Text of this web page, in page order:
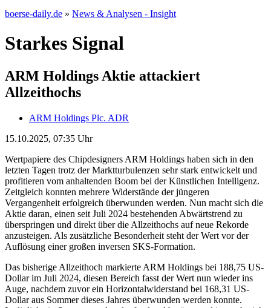
boerse-daily.de » News & Analysen - Insight
Starkes Signal
ARM Holdings Aktie attackiert
Allzeithochs
ARM Holdings Plc. ADR
15.10.2025, 07:35 Uhr
Wertpapiere des Chipdesigners ARM Holdings haben sich in den
letzten Tagen trotz der Marktturbulenzen sehr stark entwickelt und
profitieren vom anhaltenden Boom bei der Künstlichen Intelligenz.
Zeitgleich konnten mehrere Widerstände der jüngeren
Vergangenheit erfolgreich überwunden werden. Nun macht sich die
Aktie daran, einen seit Juli 2024 bestehenden Abwärtstrend zu
überspringen und direkt über die Allzeithochs auf neue Rekorde
anzusteigen. Als zusätzliche Besonderheit steht der Wert vor der
Auflösung einer großen inversen SKS-Formation.
Das bisherige Allzeithoch markierte ARM Holdings bei 188,75 US-
Dollar im Juli 2024, diesen Bereich fasst der Wert nun wieder ins
Auge, nachdem zuvor ein Horizontalwiderstand bei 168,31 US-
Dollar aus Sommer dieses Jahres überwunden werden konnte.